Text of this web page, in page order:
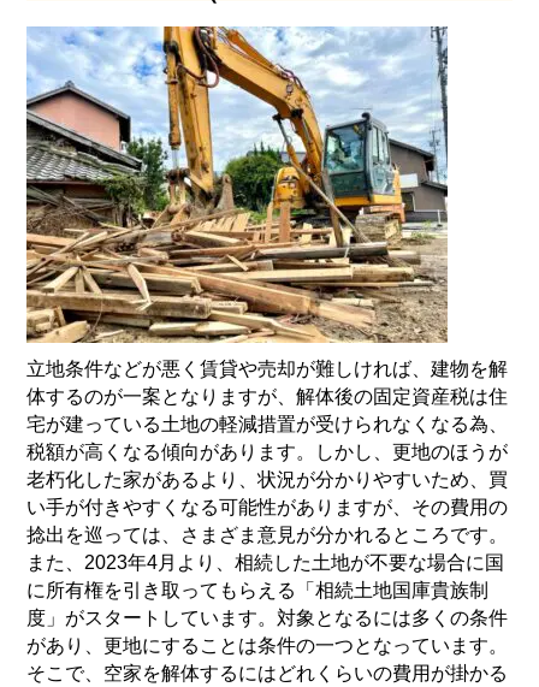
立地条件などが悪く賃貸や売却が難しければ、建物を解
体するのが一案となりますが、解体後の固定資産税は住
宅が建っている土地の軽減措置が受けられなくなる為、
税額が高くなる傾向があります。しかし、更地のほうが
老朽化した家があるより、状況が分かりやすいため、買
い手が付きやすくなる可能性がありますが、その費用の
捻出を巡っては、さまざま意見が分かれるところです。
また、 2023年4月より、相続した土地が不要な場合に国
に所有権を引き取ってもらえる「相続土地国庫貴族制
度」がスタートしています。対象となるには多くの条件
があり、更地にすることは条件の一つとなっています。
そこで、空家を解体するにはどれくらいの費用が掛かる